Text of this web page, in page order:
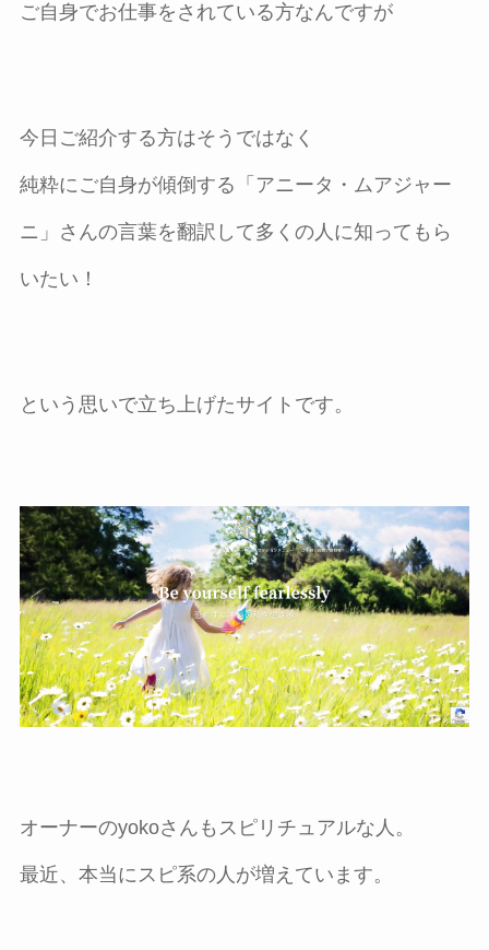
ご自身でお仕事をされている方なんですが
今日ご紹介する方はそうではなく
純粋にご自身が傾倒する「アニータ・ムアジャー
ニ」さんの言葉を翻訳して多くの人に知ってもら
いたい！
という思いで立ち上げたサイトです。
オーナーのyokoさんもスピリチュアルな人。
最近、本当にスピ系の人が増えています。